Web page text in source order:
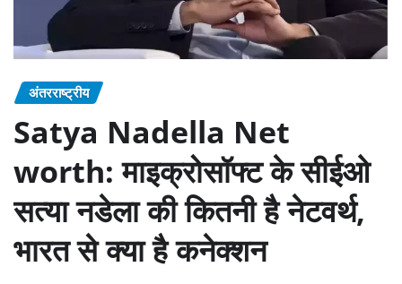
अंतरराष्ट्रीय
Satya Nadella Net
worth: माइक्रोसॉफ्ट के सीईओ
सत्या नडेला की कितनी है नेटवर्थ,
भारत से क्या है कनेक्शन